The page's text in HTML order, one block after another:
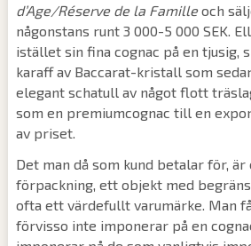
d’Age/Réserve de la Familleoch
någonstans runt 3 000-5 000 SEK.
istället sin fina cognac på en tjusig,
karaff av Baccarat-kristall som
elegant schatull av något flott
som en premiumcognac till en
av priset.
Det man då som kund betalar för,
förpackning, ett objekt med
ofta ett värdefullt varumärke. Man
förvisso inte imponerar på en